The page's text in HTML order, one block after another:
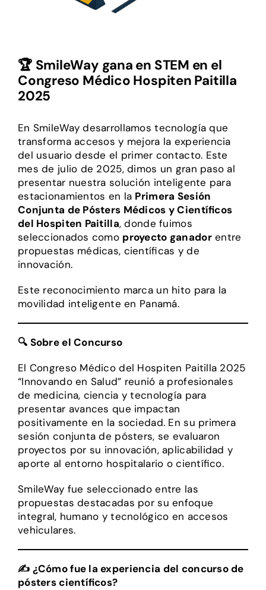
🏆 SmileWay gana en STEM en el
Congreso Médico Hospiten Paitilla
2025
En SmileWay desarrollamos tecnología que
transforma accesos y mejora la experiencia
del usuario desde el primer contacto. Este
mes de julio de 2025, dimos un gran paso al
presentar nuestra solución inteligente para
estacionamientos en la Primera Sesión
Conjunta de Pósters Médicos y Científicos
del Hospiten Paitilla, donde fuimos
seleccionados como proyecto ganadorentre
propuestas médicas, científicas y de
innovación.
Este reconocimiento marca un hito para la
movilidad inteligente en Panamá.
🔍 Sobre el Concurso
El Congreso Médico del Hospiten Paitilla 2025
“Innovando en Salud” reunió a profesionales
de medicina, ciencia y tecnología para
presentar avances que impactan
positivamente en la sociedad. En su primera
sesión conjunta de pósters, se evaluaron
proyectos por su innovación, aplicabilidad y
aporte al entorno hospitalario o científico.
SmileWay fue seleccionado entre las
propuestas destacadas por su enfoque
integral, humano y tecnológico en accesos
vehiculares.
✍️ ¿Cómo fue la experiencia del concurso de
pósters científicos?